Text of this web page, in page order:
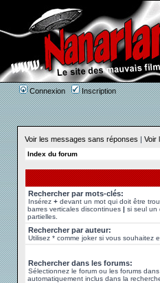
Connexion Inscription
Voir les messages sans réponses | Voir
Index du forum
Rechercher par mots-clés:
Insérez + devant un mot qui doit être
barres verticales discontinues | si seul un
partielles.
Rechercher par auteur:
Utilisez * comme joker si vous souhaitez
Rechercher dans les forums:
Sélectionnez le forum ou les forums
automatiquement inclus dans la